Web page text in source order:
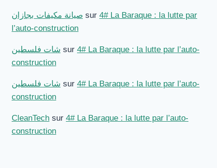
صيانة مكيفات بجازان sur 4# La Baraque : la lutte par
l’auto-construction
شات فلسطين sur 4# La Baraque : la lutte par l’auto-
construction
شات فلسطين sur 4# La Baraque : la lutte par l’auto-
construction
CleanTech sur 4# La Baraque : la lutte par l’auto-
construction